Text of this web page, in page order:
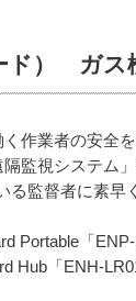
） ガス
作業者の安全
監視システム
監督者に素早
Portable「
Hub「ENH-